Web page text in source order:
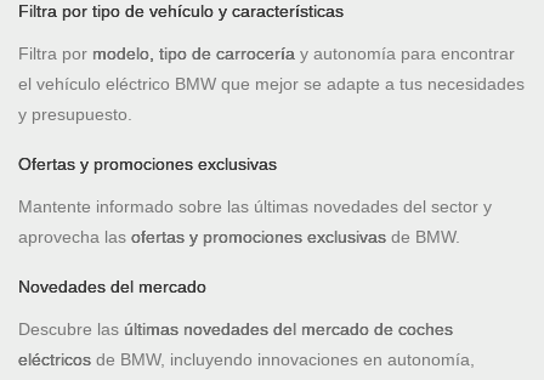
Filtra por tipo de vehículo y características
Filtra por modelo, tipo de carrocería y autonomía para encontrar
el vehículo eléctrico BMW que mejor se adapte a tus necesidades
y presupuesto.
Ofertas y promociones exclusivas
Mantente informado sobre las últimas novedades del sector y
aprovecha las ofertas y promociones exclusivas de BMW.
Novedades del mercado
Descubre las últimas novedades del mercado de coches
eléctricos de BMW, incluyendo innovaciones en autonomía,